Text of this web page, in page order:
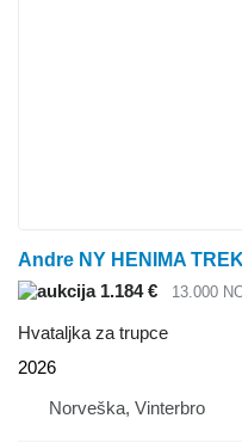
Andre NY HENIMA
1.184 €
13.000
Hvataljka za trupce
2026
Norveška, Vinterbro